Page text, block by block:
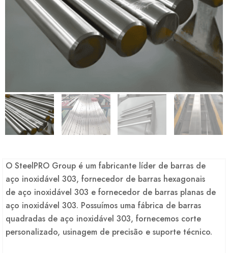
O SteelPRO Group é um fabricante líder de barras de
aço inoxidável 303, fornecedor de barras hexagonais
de aço inoxidável 303 e fornecedor de barras planas de
aço inoxidável 303. Possuímos uma fábrica de barras
quadradas de aço inoxidável 303, fornecemos corte
personalizado, usinagem de precisão e suporte técnico.